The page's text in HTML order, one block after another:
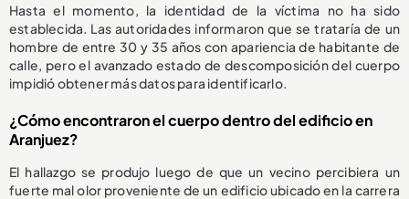
Hasta el momento, la identidad de la víctima no ha sido
establecida. Las autoridades informaron que se trataría de un
hombre de entre 30 y 35 años con apariencia de habitante de
calle, pero el avanzado estado de descomposición del cuerpo
impidió obtener más datos para identificarlo.
¿Cómo encontraron el cuerpo dentro del edificio en
Aranjuez?
El hallazgo se produjo luego de que un vecino percibiera un
fuerte mal olor proveniente de un edificio ubicado en la carrera